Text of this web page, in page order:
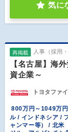
気に
再掲載 人事（採用
【名古屋】海
資企業～
トヨタファ
800万円～1049万円
ル / インドネシア /
ャンマー等） / 北米